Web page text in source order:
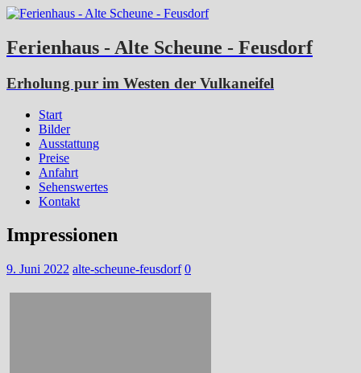
Ferienhaus - Alte Scheune - Feusdorf
Erholung pur im Westen der Vulkaneifel
Start
Bilder
Ausstattung
Preise
Anfahrt
Sehenswertes
Kontakt
Impressionen
9. Juni 2022 alte-scheune-feusdorf 0